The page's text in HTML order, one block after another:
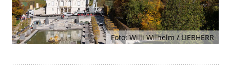
Foto: Willi Wilhelm / LIEBHERR